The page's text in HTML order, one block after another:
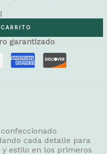
garantizado
cada detalle para
estilo en los primeros